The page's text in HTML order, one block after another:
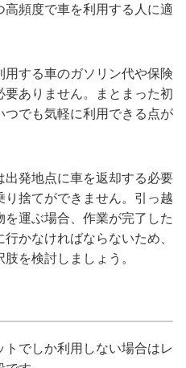
頻度で車を利用する人に適
する車のガソリン代や保険
ありません。まとまった初
でも気軽に利用できる点が
出発地点に車を返却する必要
捨てができません。引っ越
運ぶ場合、作業が完了した
かなければならないため、
を検討しましょう。
でしか利用しない場合はレ